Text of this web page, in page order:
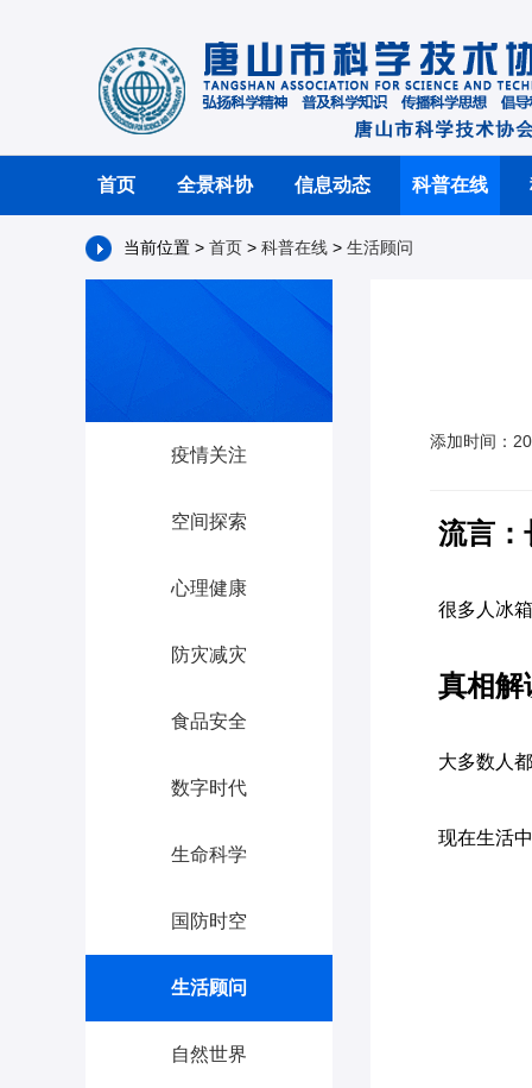
首页 全景科协 信息动态 科普在线
当前位置 > 首页 > 科普在线 > 生活顾问
疫情关注
空间探索
心理健康
防灾减灾
食品安全
数字时代
生命科学
国防时空
生活顾问
自然世界
添加时间：
流言：
很多人冰
真相解
大多数人
现在生活